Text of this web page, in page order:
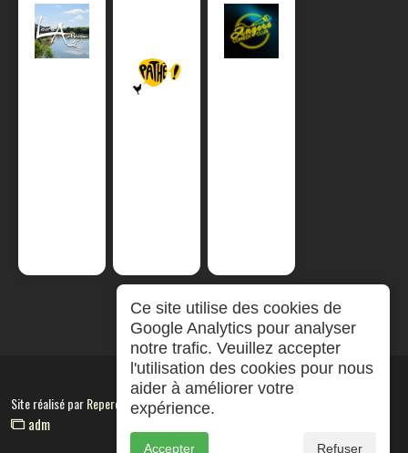
Site réalisé parRepereCom
adm
Ce site utilise des cookies de
Google Analytics pour analyser
notre trafic. Veuillez accepter
l'utilisation des cookies pour nous
aider à améliorer votre
expérience.
Accepter Refuser